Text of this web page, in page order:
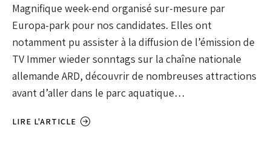
Magnifique week-end organisé sur-mesure par
Europa-park pour nos candidates. Elles ont
notamment pu assister à la diffusion de l’émission de
TV Immer wieder sonntags sur la chaîne nationale
allemande ARD, découvrir de nombreuses attractions
avant d’aller dans le parc aquatique…
LIRE L'ARTICLE